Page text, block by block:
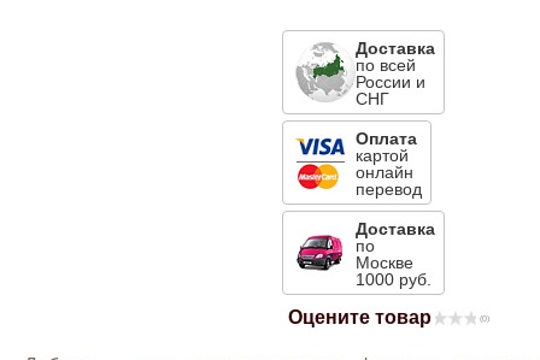
Доставка
по всей
России и
СНГ
Оплата
картой
онлайн
перевод
Доставка
по
Москве
1000 руб.
Оцените товар (0)